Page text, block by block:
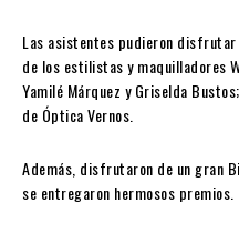
Las asistentes pudieron disfrutar
de los estilistas y maquilladores
Yamilé Márquez y Griselda
de Óptica Vernos.
Además, disfrutaron de un gran
se entregaron hermosos premios.